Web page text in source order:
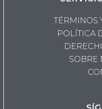
TÉRMINOS
POLÍTICA
SOBRE